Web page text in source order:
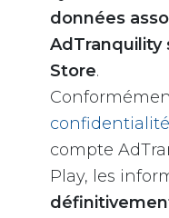
données
AdTranquility
Store.
confidentialité
compte
Play, les